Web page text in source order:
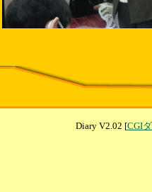
Diary V2.02 [CGI